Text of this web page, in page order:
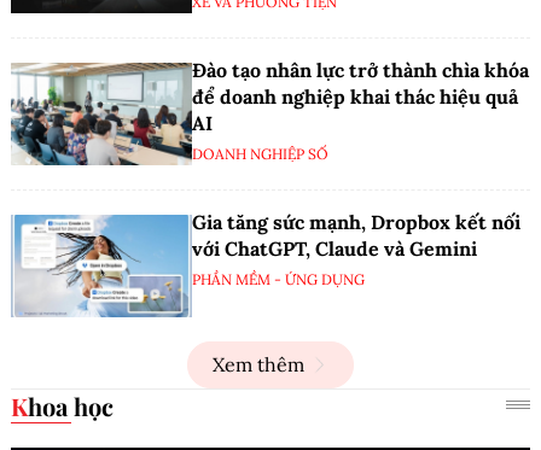
Đào tạo nhân lực trở thành chìa khóa
để doanh nghiệp khai thác hiệu quả
AI
DOANH NGHIỆP SỐ
Gia tăng sức mạnh, Dropbox kết nối
với ChatGPT, Claude và Gemini
PHẦN MỀM - ỨNG DỤNG
Xem thêm
Khoa học